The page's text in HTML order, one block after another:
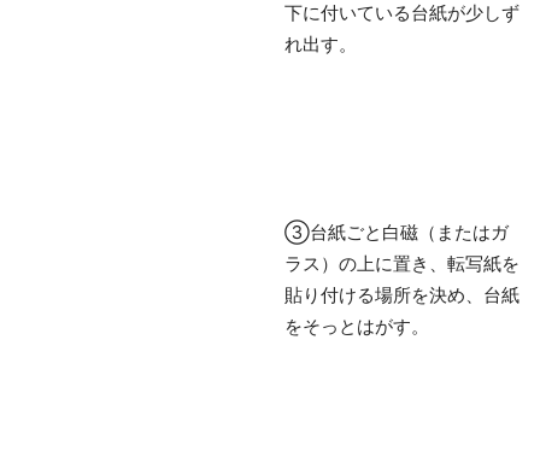
下に付いている台紙が少しず
れ出す。
③台紙ごと白磁（またはガ
ラス）の上に置き、転写紙を
貼り付ける場所を決め、台紙
をそっとはがす。